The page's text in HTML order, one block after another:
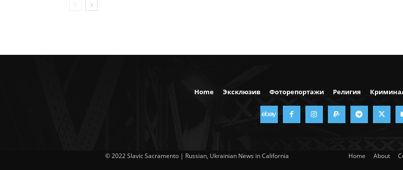
Home Эксклюзив Фоторепортажи Религия
© 2022 Slavic Sacramento | Russian, Ukrainian News in California Home About